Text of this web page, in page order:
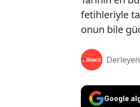
fetihleriyle
onun bile
Google